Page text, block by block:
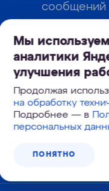
Мы
аналитики
улучшения
Продолжая
на обработку
Подробнее — в
персональных
ПОНЯТНО
сообщений
Звоните,
8 800